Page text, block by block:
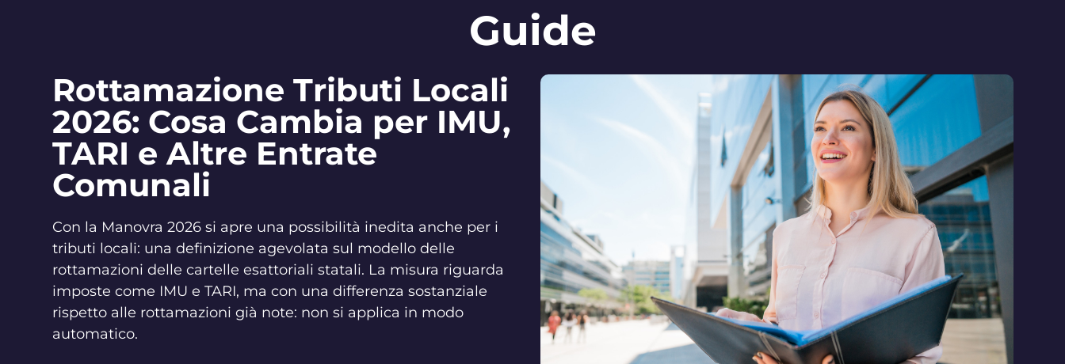
Guide
Rottamazione Tributi Locali
2026: Cosa Cambia per IMU,
TARI e Altre Entrate
Comunali
Con la Manovra 2026 si apre una possibilità inedita anche per i
tributi locali: una definizione agevolata sul modello delle
rottamazioni delle cartelle esattoriali statali. La misura riguarda
imposte come IMU e TARI, ma con una differenza sostanziale
rispetto alle rottamazioni già note: non si applica in modo
automatico.